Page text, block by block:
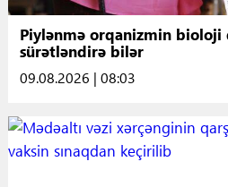
Piylənmə orqanizmin bioloji
sürətləndirə bilər
09.08.2026 | 08:03